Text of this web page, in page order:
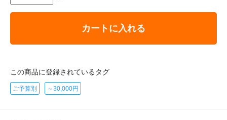
カートに入れる
この商品に登録されているタグ
ご予算別 ～30,000円